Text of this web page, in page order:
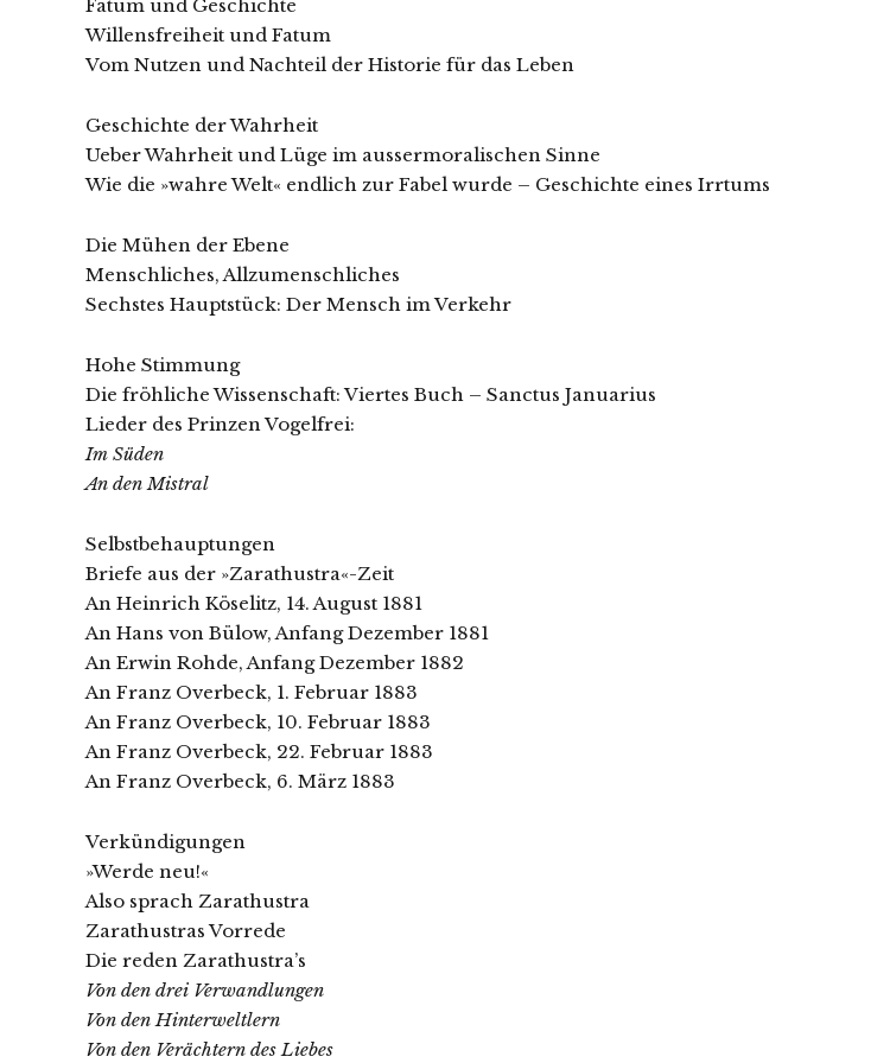
Fatum und Geschichte
Willensfreiheit und Fatum
Vom Nutzen und Nachteil der Historie für das Leben
Geschichte der Wahrheit
Ueber Wahrheit und Lüge im aussermoralischen Sinne
Wie die »wahre Welt« endlich zur Fabel wurde – Geschichte eines Irrtums
Die Mühen der Ebene
Menschliches, Allzumenschliches
Sechstes Hauptstück: Der Mensch im Verkehr
Hohe Stimmung
Die fröhliche Wissenschaft: Viertes Buch – Sanctus Januarius
Lieder des Prinzen Vogelfrei:
Im Süden
An den Mistral
Selbstbehauptungen
Briefe aus der »Zarathustra«-Zeit
An Heinrich Köselitz, 14. August 1881
An Hans von Bülow, Anfang Dezember 1881
An Erwin Rohde, Anfang Dezember 1882
An Franz Overbeck, 1. Februar 1883
An Franz Overbeck, 10. Februar 1883
An Franz Overbeck, 22. Februar 1883
An Franz Overbeck, 6. März 1883
Verkündigungen
»Werde neu!«
Also sprach Zarathustra
Zarathustras Vorrede
Die reden Zarathustra’s
Von den drei Verwandlungen
Von den Hinterweltlern
Von den Verächtern des Liebes